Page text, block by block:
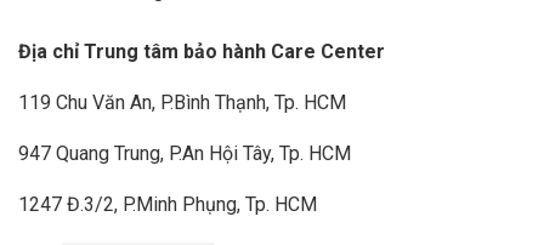
Địa chỉ Trung tâm bảo hành Care Center
119 Chu Văn An, P.Bình Thạnh, Tp. HCM
947 Quang Trung, P.An Hội Tây, Tp. HCM
1247 Đ.3/2, P.Minh Phụng, Tp. HCM